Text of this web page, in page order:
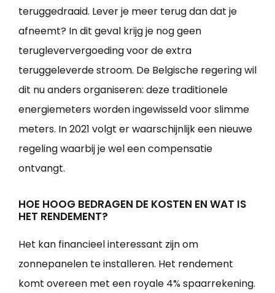
teruggedraaid. Lever je meer terug dan dat je
afneemt? In dit geval krijg je nog geen
terugleververgoeding voor de extra
teruggeleverde stroom. De Belgische regering wil
dit nu anders organiseren: deze traditionele
energiemeters worden ingewisseld voor slimme
meters. In 2021 volgt er waarschijnlijk een nieuwe
regeling waarbij je wel een compensatie
ontvangt.
HOE HOOG BEDRAGEN DE KOSTEN EN WAT IS
HET RENDEMENT?
Het kan financieel interessant zijn om
zonnepanelen te installeren. Het rendement
komt overeen met een royale 4% spaarrekening.